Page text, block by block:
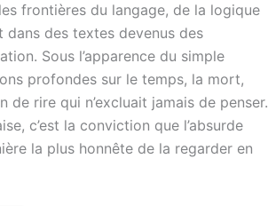
frontières du langage, de la logique
dans des textes devenus des
Sous l’apparence du simple
profondes sur le temps, la mort,
rire qui n’excluait jamais de penser.
c’est la conviction que l’absurde
la plus honnête de la regarder en